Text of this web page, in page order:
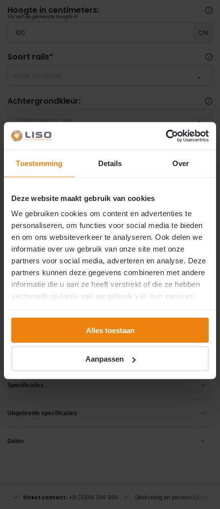
Toestemming Details Over
Deze website maakt gebruik van cookies
We gebruiken cookies om content en advertenties te
personaliseren, om functies voor social media te bieden
en om ons websiteverkeer te analyseren. Ook delen we
informatie over uw gebruik van onze site met onze
partners voor social media, adverteren en analyse. Deze
partners kunnen deze gegevens combineren met andere
informatie die u aan ze heeft verstrekt of die ze hebben
verzameld op basis van uw gebruik van hun services.
Alles toestaan
Aanpassen
Hoogte in centimeters:
Vul zelf de gewenste hoogte in
CM
Soort rails*
Achtergrondkleur:
Door de enorme vraag naar maatwerk
hulzengordijnen is het momenteel erg druk.
Daarom hebben wij de levertijd ruimer ingesteld,
Dan raden wij een compleetdoe-het-zelf
pakket
aan. Wij verzoeken u vriendelijk om niet te
mailen of bellen met vragen over een snellere
levering of exacte leverdatum. De assemblage
gebeurt binnen een sociale werkplaats voor
arbeidsmatige dagbesteding en is afhankelijk
van de beschikbare cliënten en begeleiding. Wij
kunnen hier geen extra druk op leggen. Bedankt
voor uw begrip.
🚚 Verwachte verzending:9 oktober 2026
Specificaties
Uitgebreide specificaties
Delen
Direct contact: +31 (0)316 266 990 Deskundig en persoonlijk advies